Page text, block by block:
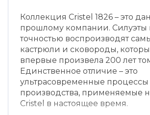
Коллекция Cristel 1826 – это
прошлому компании. Силуэты
точностью воспроизводят
кастрюли и сковороды,
впервые произвела 200 лет
Единственное отличие – это
ультрасовременные процессы
производства, применяемые
Cristel в настоящее время.